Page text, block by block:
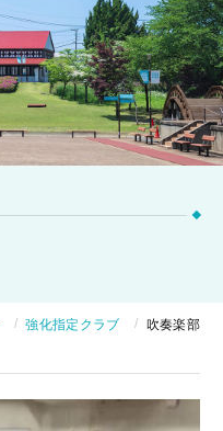
強化指定クラブ 吹奏楽部